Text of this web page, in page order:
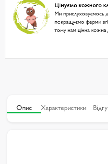
Цінуємо кожного
Ми прислуховуємось
покращуємо ферми
тому нам цінна кожна
Опис Характеристики